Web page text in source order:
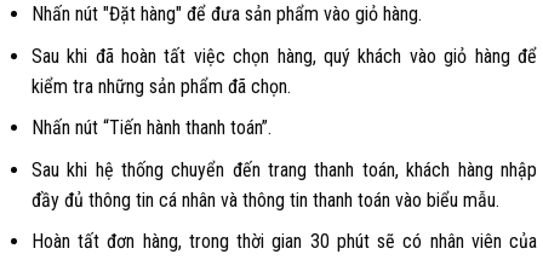
Nhấn nút "Đặt hàng" để đưa sản phẩm vào giỏ hàng.
Sau khi đã hoàn tất việc chọn hàng, quý khách vào giỏ hàng để
kiểm tra những sản phẩm đã chọn.
Nhấn nút “Tiến hành thanh toán”.
Sau khi hệ thống chuyển đến trang thanh toán, khách hàng nhập
đầy đủ thông tin cá nhân và thông tin thanh toán vào biểu mẫu.
Hoàn tất đơn hàng, trong thời gian 30 phút sẽ có nhân viên của